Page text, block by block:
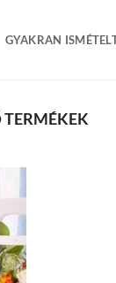
GYAKRAN
TERMÉKEK